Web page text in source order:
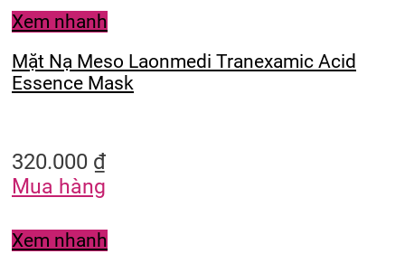
Xem nhanh
Mặt Nạ Meso Laonmedi Tranexamic Acid
Essence Mask
320.000 ₫
Mua hàng
Xem nhanh